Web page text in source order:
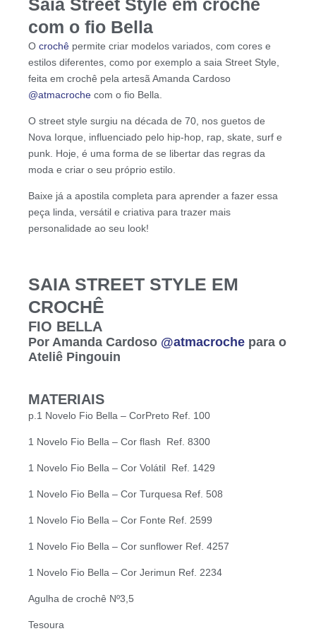
com o fio Bella
O crochê permite criar modelos variados, com cores e
estilos diferentes, como por exemplo a saia Street Style,
feita em crochê pela artesã Amanda Cardoso
@atmacroche com o fio Bella.
O street style surgiu na década de 70, nos guetos de
Nova Iorque, influenciado pelo hip-hop, rap, skate, surf e
punk. Hoje, é uma forma de se libertar das regras da
moda e criar o seu próprio estilo.
Baixe já a apostila completa para aprender a fazer essa
peça linda, versátil e criativa para trazer mais
personalidade ao seu look!
SAIA STREET STYLE EM
CROCHÊ
FIO BELLA
Por Amanda Cardoso @atmacroche para o
Ateliê Pingouin
MATERIAIS
p.1 Novelo Fio Bella – CorPreto Ref. 100
1 Novelo Fio Bella – Cor flash Ref. 8300
1 Novelo Fio Bella – Cor Volátil Ref. 1429
1 Novelo Fio Bella – Cor Turquesa Ref. 508
1 Novelo Fio Bella – Cor Fonte Ref. 2599
1 Novelo Fio Bella – Cor sunflower Ref. 4257
1 Novelo Fio Bella – Cor Jerimun Ref. 2234
Agulha de crochê Nº3,5
Tesoura